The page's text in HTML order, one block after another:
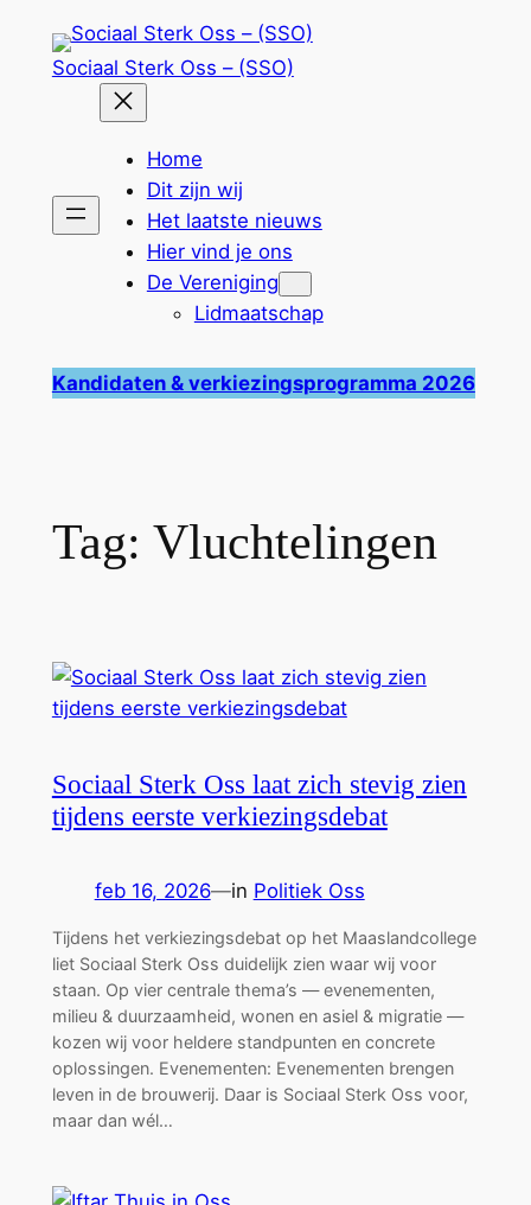
Sociaal Sterk Oss – (SSO)
Home
Dit zijn wij
Het laatste nieuws
Hier vind je ons
De Vereniging
Lidmaatschap
Kandidaten & verkiezingsprogramma 2026
Tag: Vluchtelingen
Sociaal Sterk Oss laat zich stevig zien
tijdens eerste verkiezingsdebat
feb 16, 2026—in Politiek Oss
Tijdens het verkiezingsdebat op het Maaslandcollege
liet Sociaal Sterk Oss duidelijk zien waar wij voor
staan. Op vier centrale thema’s — evenementen,
milieu & duurzaamheid, wonen en asiel & migratie —
kozen wij voor heldere standpunten en concrete
oplossingen. Evenementen: Evenementen brengen
leven in de brouwerij. Daar is Sociaal Sterk Oss voor,
maar dan wél…